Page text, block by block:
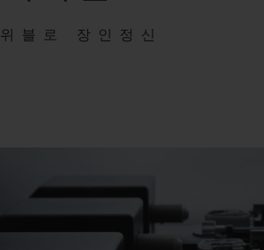
위블로 장인정신